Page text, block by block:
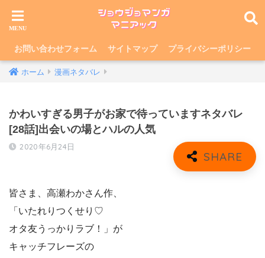
お問い合わせフォーム サイトマップ プライバシーポリシー
ホーム 漫画ネタバレ
かわいすぎる男子がお家で待っていますネタバレ
[28話]出会いの場とハルの人気
2020年6月24日
皆さま、高瀬わかさん作、
「いたれりつくせり♡
オタ友うっかりラブ！」が
キャッチフレーズの